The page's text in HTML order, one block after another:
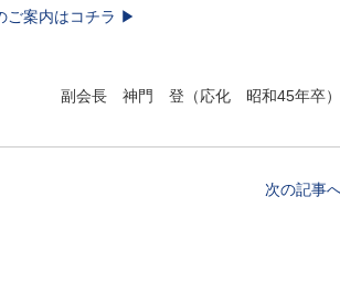
ご案内はコチラ ▶
副会長 神門 登（応化 昭和45年卒）
次の記事